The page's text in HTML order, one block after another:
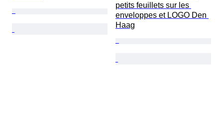
petits feuillets sur les
enveloppes et LOGO Den
Haag